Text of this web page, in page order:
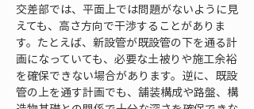
交差部では、平面上では問題がないように見
えても、高さ方向で干渉することがありま
す。たとえば、新設管が既設管の下を通る計
画になっていても、必要な土被りや施工余裕
を確保できない場合があります。逆に、既設
管の上を通す計画でも、舗装構成や路盤、構